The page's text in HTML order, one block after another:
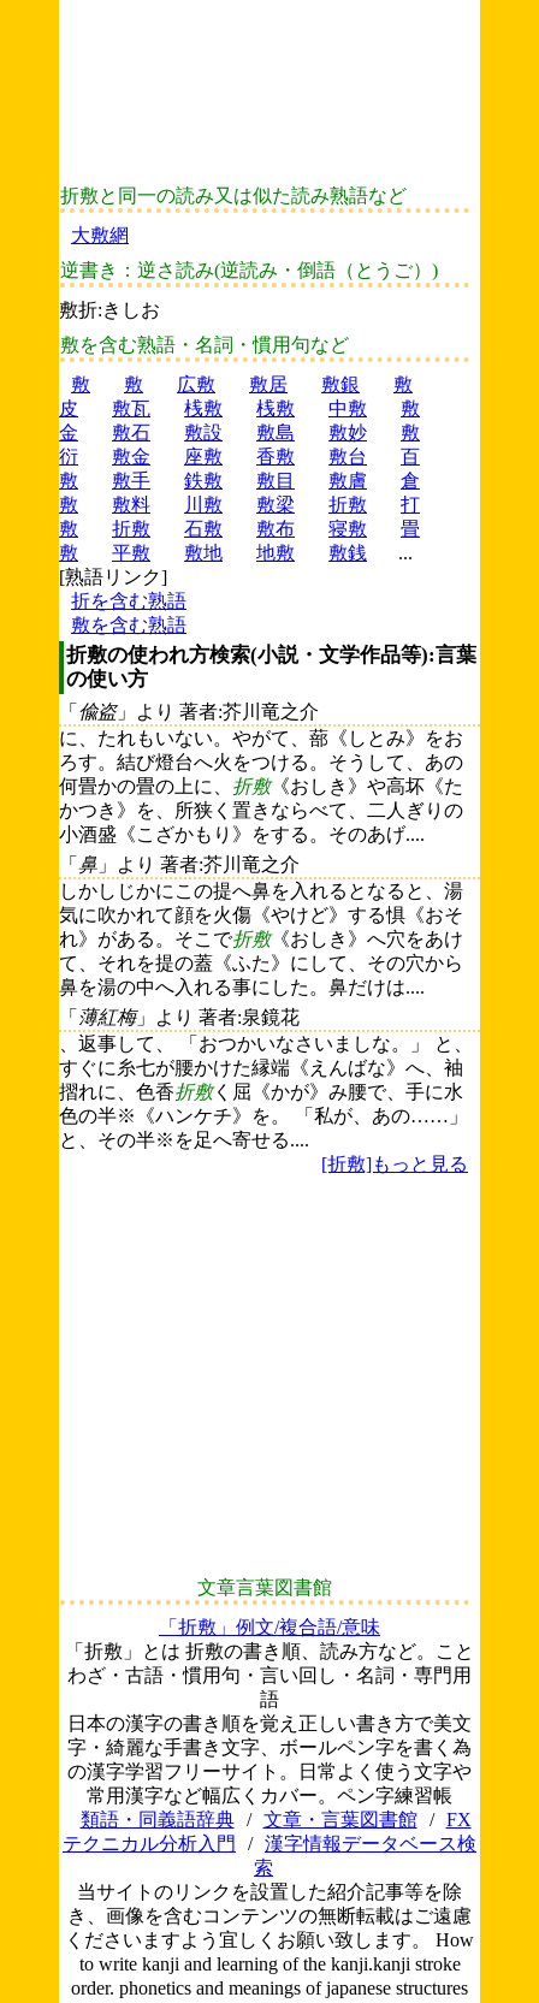
折敷と同一の読み又は似た読み熟語など
大敷網
逆書き：逆さ読み(逆読み・倒語（とうご）)
敷折:きしお
敷を含む熟語・名詞・慣用句など
敷
敷 広敷 敷居 敷銀
敷
皮
敷瓦 桟敷 桟敷 中敷
敷
金
敷石 敷設 敷島 敷妙
敷
衍
敷金 座敷 香敷 敷台
百
敷
敷手 鉄敷 敷目 敷膚
倉
敷
敷料 川敷 敷梁 折敷
打
敷
折敷 石敷 敷布 寝敷
畳
敷
平敷 敷地 地敷 敷銭
...
[熟語リンク]
折を含む熟語
敷を含む熟語
折敷の使われ方検索(小説・文学作品等):言葉
の使い方
「 偸盗」より 著者:芥川竜之介
に、たれもいない。やがて、蔀《しとみ》をお
ろす。結び燈台へ火をつける。そうして、あの
何畳かの畳の上に、 折敷《おしき》や高坏《た
かつき》を、所狭く置きならべて、二人ぎりの
小酒盛《こざかもり》をする。そのあげ....
「 鼻 」より 著者:芥川竜之介
しかしじかにこの提へ鼻を入れるとなると、湯
気に吹かれて顔を火傷《やけど》する惧《おそ
れ》がある。そこで折敷《おしき》へ穴をあけ
て、それを提の蓋《ふた》にして、その穴から
鼻を湯の中へ入れる事にした。鼻だけは....
「 薄紅梅」より 著者:泉鏡花
、返事して、 「おつかいなさいましな。」 と、
すぐに糸七が腰かけた縁端《えんばな》へ、袖
摺れに、色香折敷く屈《かが》み腰で、手に水
色の半※《ハンケチ》を。 「私が、あの……」
と、その半※を足へ寄せる....
[折敷]もっと見る
文章言葉図書館
「折敷」例文/複合語/意味
「折敷」とは 折敷の書き順、読み方など。こと
わざ・古語・慣用句・言い回し・名詞・専門用
語
日本の漢字の書き順を覚え正しい書き方で美文
字・綺麗な手書き文字、ボールペン字を書く為
の漢字学習フリーサイト。日常よく使う文字や
常用漢字など幅広くカバー。ペン字練習帳
類語・同義語辞典
/ 文章・言葉図書館 /
FX
テクニカル分析入門
/ 漢字情報データベース検
索
当サイトのリンクを設置した紹介記事等を除
き、画像を含むコンテンツの無断転載はご遠慮
くださいますよう宜しくお願い致します。 How
to write kanji and learning of the kanji.kanji stroke
order. phonetics and meanings of japanese structures